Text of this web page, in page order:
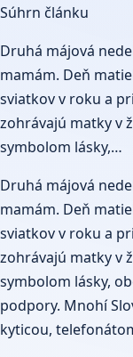
Súhrn článku
Druhá májová
mamám. Deň
sviatkov v roku a
zohrávajú matky v
symbolom lásky,…
Druhá májová
mamám. Deň
sviatkov v roku a
zohrávajú matky v
symbolom lásky,
podpory. Mnohí
kyticou,